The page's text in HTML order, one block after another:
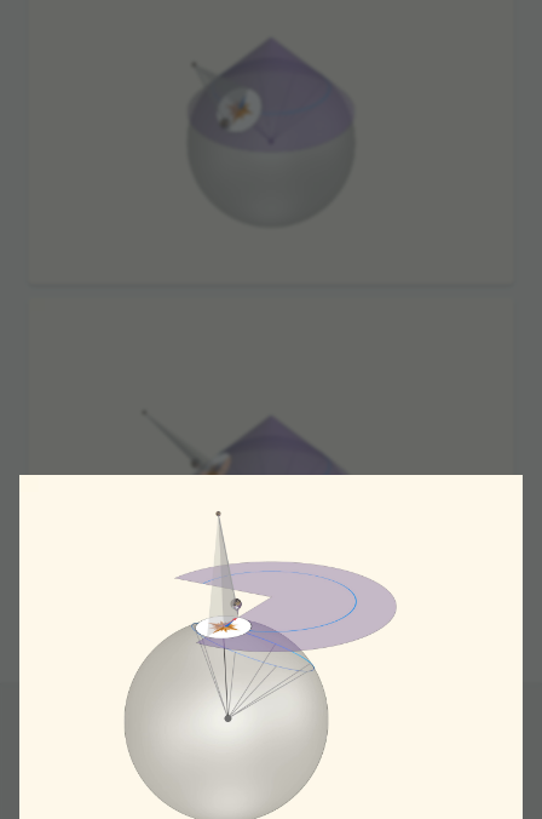
Раз­вер­нём конус, полу­чится сек­тор круга, угол
кото­рого зави­сит от парал­лели каса­ния со сфе­
рой. Парал­лель перей­дёт в дугу окруж­но­сти, и
при мед­лен­ном перемеще­нии маят­ника вдоль
этой парал­лели (и только вдоль неё!) на него